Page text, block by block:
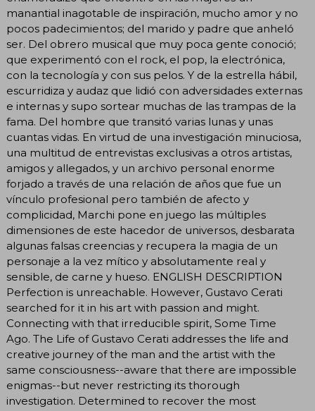
manantial inagotable de inspiración, mucho amor y no
pocos padecimientos; del marido y padre que anheló
ser. Del obrero musical que muy poca gente conoció;
que experimentó con el rock, el pop, la electrónica,
con la tecnología y con sus pelos. Y de la estrella hábil,
escurridiza y audaz que lidió con adversidades externas
e internas y supo sortear muchas de las trampas de la
fama. Del hombre que transitó varias lunas y unas
cuantas vidas. En virtud de una investigación minuciosa,
una multitud de entrevistas exclusivas a otros artistas,
amigos y allegados, y un archivo personal enorme
forjado a través de una relación de años que fue un
vínculo profesional pero también de afecto y
complicidad, Marchi pone en juego las múltiples
dimensiones de este hacedor de universos, desbarata
algunas falsas creencias y recupera la magia de un
personaje a la vez mítico y absolutamente real y
sensible, de carne y hueso. ENGLISH DESCRIPTION
Perfection is unreachable. However, Gustavo Cerati
searched for it in his art with passion and might.
Connecting with that irreducible spirit, Some Time
Ago. The Life of Gustavo Cerati addresses the life and
creative journey of the man and the artist with the
same consciousness--aware that there are impossible
enigmas--but never restricting its thorough
investigation. Determined to recover the most